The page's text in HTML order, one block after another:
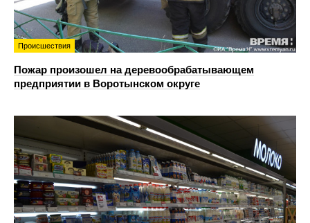
Происшествия
Пожар произошел на деревообрабатывающем
предприятии в Воротынском округе